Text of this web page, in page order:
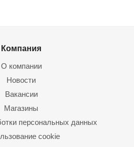
Компания
О компании
Новости
Вакансии
Магазины
персональных данных
cookie